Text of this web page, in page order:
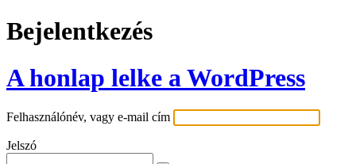
Bejelentkezés
A honlap lelke a WordPress
Felhasználónév, vagy e-mail cím
Jelszó